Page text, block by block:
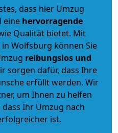
dass hier Umzug
eine hervorragende
Qualität bietet. Mit
Wolfsburg können Sie
reibungslos und
sorgen dafür, dass Ihre
erfüllt werden. Wir
um Ihnen zu helfen
Ihr Umzug nach
ist.